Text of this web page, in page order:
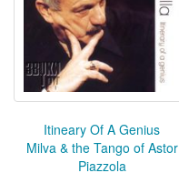
Itineary Of A Genius
Milva & the Tango of Astor
Piazzola